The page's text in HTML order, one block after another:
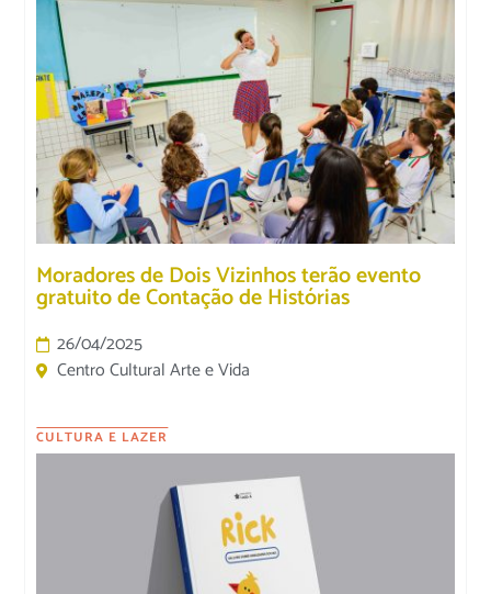
Moradores de Dois Vizinhos terão evento
gratuito de Contação de Histórias
26/04/2025
Centro Cultural Arte e Vida
CULTURA E LAZER